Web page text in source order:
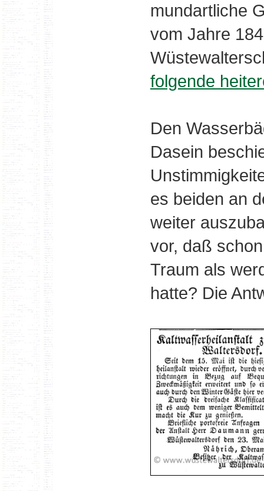
mundartliche
vom Jahre
folgende
Den
Dasein
es beiden an
weiter
vor, daß
Traum als
hatte? Die